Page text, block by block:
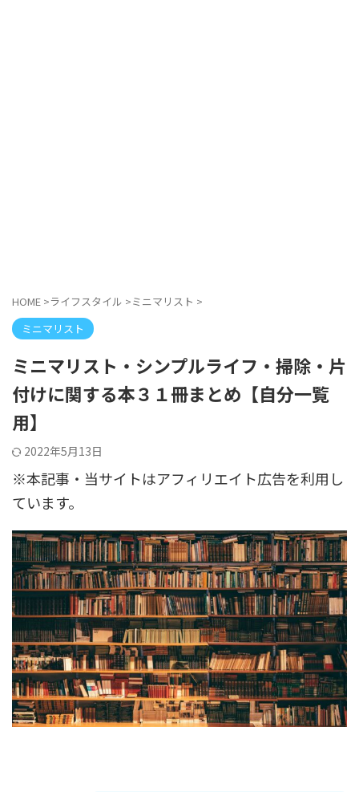
HOME >ライフスタイル >ミニマリスト >
ミニマリスト
ミニマリスト・シンプルライフ・掃除・片
付けに関する本３１冊まとめ【自分一覧
用】
2022年5月13日
※本記事・当サイトはアフィリエイト広告を利用し
ています。